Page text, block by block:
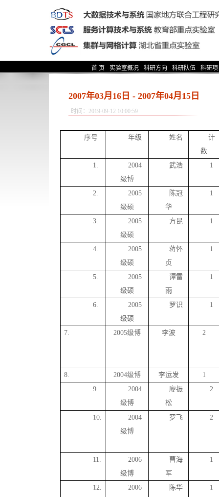
首 页 实验室概况 科研方向 科研队伍 科研
2007年03月16日 - 2007年04月15日
时间：2019-09-12 10:00:59
序号 年级 姓名
计
数
1.
2004
级博
武浩 1
2.
2005
级硕
陈冠
华
1
3.
2005
级硕
方昆 1
4.
2005
级硕
蒋怀
贞
1
5.
2005
级硕
谭雷
雨
1
6.
2005
级硕
罗识 1
7. 2005级博 李波 2
8. 2004级博 李运发
1
9.
2004
级博
廖振
松
2
10.
2004
级博
罗飞 2
11.
2006
级博
曹海
军
1
12.
2006
陈华
1